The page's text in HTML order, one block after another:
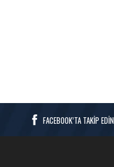
FACEBOOK’TA TAKİP EDİN